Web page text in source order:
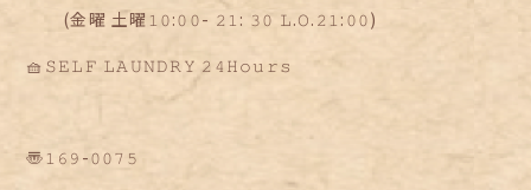
(金曜 土曜𝟷𝟶:𝟶𝟶- 𝟸𝟷: 𝟹𝟶 𝙻.𝙾.𝟸𝟷:𝟶𝟶)
🧺𝚂𝙴𝙻𝙵 𝙻𝙰𝚄𝙽𝙳𝚁𝚈 𝟸𝟺𝙷𝚘𝚞𝚛𝚜
〠𝟷𝟼𝟿-𝟶𝟶𝟽𝟻